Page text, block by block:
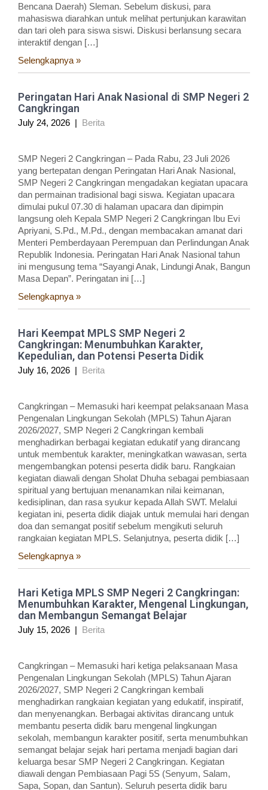
Bencana Daerah) Sleman. Sebelum diskusi, para
mahasiswa diarahkan untuk melihat pertunjukan karawitan
dan tari oleh para siswa siswi. Diskusi berlansung secara
interaktif dengan […]
Selengkapnya »
Peringatan Hari Anak Nasional di SMP Negeri 2
Cangkringan
July 24, 2026 | Berita
SMP Negeri 2 Cangkringan – Pada Rabu, 23 Juli 2026
yang bertepatan dengan Peringatan Hari Anak Nasional,
SMP Negeri 2 Cangkringan mengadakan kegiatan upacara
dan permainan tradisional bagi siswa. Kegiatan upacara
dimulai pukul 07.30 di halaman upacara dan dipimpin
langsung oleh Kepala SMP Negeri 2 Cangkringan Ibu Evi
Apriyani, S.Pd., M.Pd., dengan membacakan amanat dari
Menteri Pemberdayaan Perempuan dan Perlindungan Anak
Republik Indonesia. Peringatan Hari Anak Nasional tahun
ini mengusung tema “Sayangi Anak, Lindungi Anak, Bangun
Masa Depan”. Peringatan ini […]
Selengkapnya »
Hari Keempat MPLS SMP Negeri 2
Cangkringan: Menumbuhkan Karakter,
Kepedulian, dan Potensi Peserta Didik
July 16, 2026 | Berita
Cangkringan – Memasuki hari keempat pelaksanaan Masa
Pengenalan Lingkungan Sekolah (MPLS) Tahun Ajaran
2026/2027, SMP Negeri 2 Cangkringan kembali
menghadirkan berbagai kegiatan edukatif yang dirancang
untuk membentuk karakter, meningkatkan wawasan, serta
mengembangkan potensi peserta didik baru. Rangkaian
kegiatan diawali dengan Sholat Dhuha sebagai pembiasaan
spiritual yang bertujuan menanamkan nilai keimanan,
kedisiplinan, dan rasa syukur kepada Allah SWT. Melalui
kegiatan ini, peserta didik diajak untuk memulai hari dengan
doa dan semangat positif sebelum mengikuti seluruh
rangkaian kegiatan MPLS. Selanjutnya, peserta didik […]
Selengkapnya »
Hari Ketiga MPLS SMP Negeri 2 Cangkringan:
Menumbuhkan Karakter, Mengenal Lingkungan,
dan Membangun Semangat Belajar
July 15, 2026 | Berita
Cangkringan – Memasuki hari ketiga pelaksanaan Masa
Pengenalan Lingkungan Sekolah (MPLS) Tahun Ajaran
2026/2027, SMP Negeri 2 Cangkringan kembali
menghadirkan rangkaian kegiatan yang edukatif, inspiratif,
dan menyenangkan. Berbagai aktivitas dirancang untuk
membantu peserta didik baru mengenal lingkungan
sekolah, membangun karakter positif, serta menumbuhkan
semangat belajar sejak hari pertama menjadi bagian dari
keluarga besar SMP Negeri 2 Cangkringan. Kegiatan
diawali dengan Pembiasaan Pagi 5S (Senyum, Salam,
Sapa, Sopan, dan Santun). Seluruh peserta didik baru